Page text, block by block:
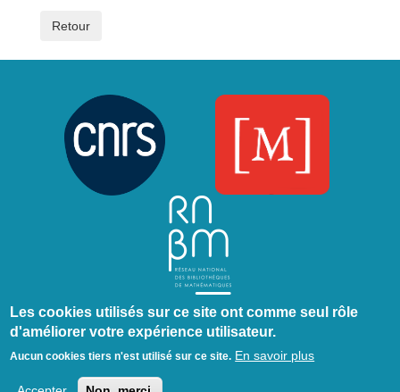
Retour
Menu
Pied
de
Contact Le projet Mentions légales et crédits
Se connecter
Les cookies utilisés sur ce site ont comme seul rôle
d'améliorer votre expérience utilisateur.
Aucun cookies tiers n'est utilisé sur ce site. En savoir plus